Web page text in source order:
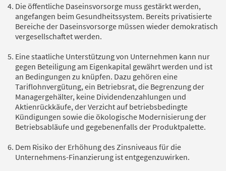
Die öffentliche Daseinsvorsorge muss gestärkt werden,
angefangen beim Gesundheitssystem. Bereits privatisierte
Bereiche der Daseinsvorsorge müssen wieder demokratisch
vergesellschaftet werden.
Eine staatliche Unterstützung von Unternehmen kann nur
gegen Beteiligung am Eigenkapital gewährt werden und ist
an Bedingungen zu knüpfen. Dazu gehören eine
Tariflohnvergütung, ein Betriebsrat, die Begrenzung der
Managergehälter, keine Dividendenzahlungen und
Aktienrückkäufe, der Verzicht auf betriebsbedingte
Kündigungen sowie die ökologische Modernisierung der
Betriebsabläufe und gegebenenfalls der Produktpalette.
Dem Risiko der Erhöhung des Zinsniveaus für die
Unternehmens-Finanzierung ist entgegenzuwirken.